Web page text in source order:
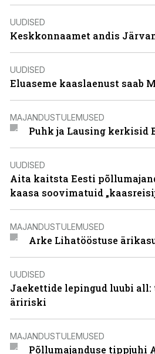
UUDISED
Keskkonnaamet andis
UUDISED
Eluaseme kaaslaenust saab
MAJANDUSTULEMUSED
Puhk ja Lausing kerkisid
UUDISED
Aita kaitsta Eesti
kaasa soovimatuid
MAJANDUSTULEMUSED
Arke Lihatööstuse
UUDISED
Jaekettide lepingud luubi
äririski
MAJANDUSTULEMUSED
Põllumajanduse tippjuhi